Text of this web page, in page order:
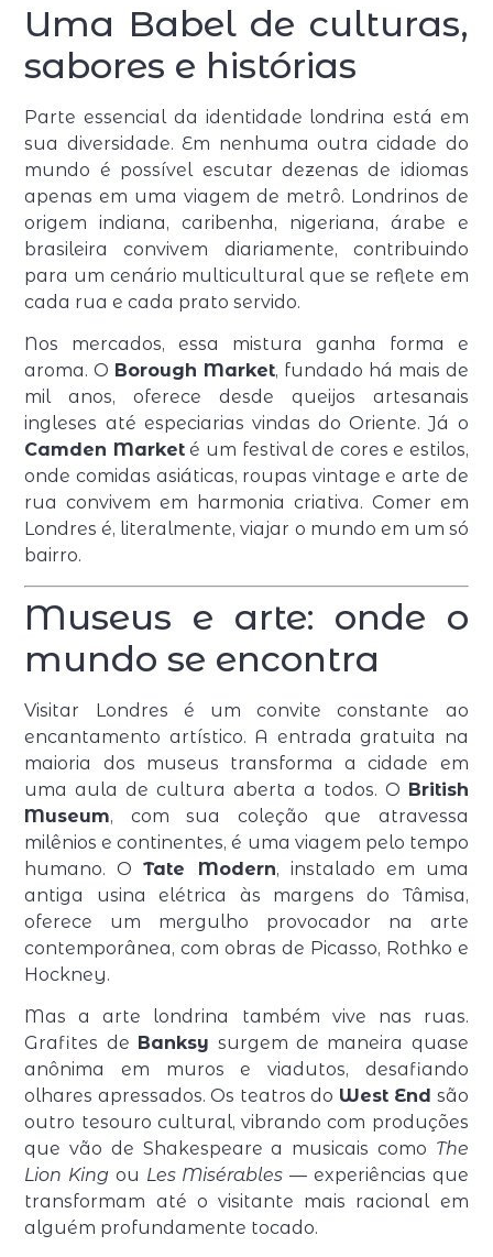
Uma Babel de culturas,
sabores e histórias
Parte essencial da identidade londrina está em
sua diversidade. Em nenhuma outra cidade do
mundo é possível escutar dezenas de idiomas
apenas em uma viagem de metrô. Londrinos de
origem indiana, caribenha, nigeriana, árabe e
brasileira convivem diariamente, contribuindo
para um cenário multicultural que se reflete em
cada rua e cada prato servido.
Nos mercados, essa mistura ganha forma e
aroma. O Borough Market, fundado há mais de
mil anos, oferece desde queijos artesanais
ingleses até especiarias vindas do Oriente. Já o
Camden Marketé um festival de cores e estilos,
onde comidas asiáticas, roupas vintage e arte de
rua convivem em harmonia criativa. Comer em
Londres é, literalmente, viajar o mundo em um só
bairro.
Museus e arte: onde o
mundo se encontra
Visitar Londres é um convite constante ao
encantamento artístico. A entrada gratuita na
maioria dos museus transforma a cidade em
uma aula de cultura aberta a todos. O British
Museum, com sua coleção que atravessa
milênios e continentes, é uma viagem pelo tempo
humano. OTate Modern, instalado em uma
antiga usina elétrica às margens do Tâmisa,
oferece um mergulho provocador na arte
contemporânea, com obras de Picasso, Rothko e
Hockney.
Mas a arte londrina também vive nas ruas.
Grafites de Banksy surgem de maneira quase
anônima em muros e viadutos, desafiando
olhares apressados. Os teatros do West End são
outro tesouro cultural, vibrando com produções
que vão de Shakespeare a musicais como The
Lion King ou Les Misérables — experiências que
transformam até o visitante mais racional em
alguém profundamente tocado.